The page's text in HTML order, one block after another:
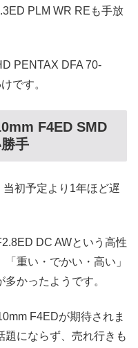
PLM WR REも手放
PENTAX DFA 70-
です。
F4ED SMD
手
初予定より1年ほど遅
DC AWという高性
重い・でかい・高い」
かったようです。
F4EDが期待されま
題にならず、売れ行きも